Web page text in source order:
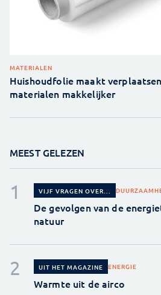
MATERIALEN
Huishoudfolie maakt
materialen makkelijker
MEEST GELEZEN
VIJF VRAGEN OVER...
De gevolgen van de
natuur
UIT HET MAGAZINE ENERGIE
Warmte uit de airco